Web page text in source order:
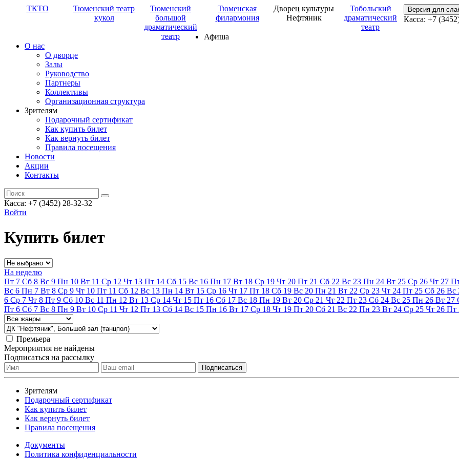
ТКТО
Тюменский театр
кукол
Тюменский
большой
драматический
театр
Тюменская
филармония
Дворец культуры
Нефтяник
Тобольский
драматический
театр
Версия для
Касса: +7
Афиша
О нас
О дворце
Залы
Руководство
Партнеры
Коллективы
Организационная структура
Зрителям
Подарочный сертификат
Как купить билет
Как вернуть билет
Правила посещения
Новости
Акции
Контакты
Касса: +7 (3452) 28-32-32
Войти
Купить билет
На неделю
Пт 7 Сб 8 Вс 9 Пн 10 Вт 11 Ср 12 Чт 13 Пт 14 Сб 15 Вс 16 Пн 17 Вт 18 Ср 19 Чт 20 Пт 21 Сб 22 Вс 23 Пн 24 Вт 25 Ср 26 Чт 27
Вс 6 Пн 7 Вт 8 Ср 9 Чт 10 Пт 11 Сб 12 Вс 13 Пн 14 Вт 15 Ср 16 Чт 17 Пт 18 Сб 19 Вс 20 Пн 21 Вт 22 Ср 23 Чт 24 Пт 25 Сб 26 Вс
6 Ср 7 Чт 8 Пт 9 Сб 10 Вс 11 Пн 12 Вт 13 Ср 14 Чт 15 Пт 16 Сб 17 Вс 18 Пн 19 Вт 20 Ср 21 Чт 22 Пт 23 Сб 24 Вс 25 Пн 26 Вт 27
Пт 6 Сб 7 Вс 8 Пн 9 Вт 10 Ср 11 Чт 12 Пт 13 Сб 14 Вс 15 Пн 16 Вт 17 Ср 18 Чт 19 Пт 20 Сб 21 Вс 22 Пн 23 Вт 24 Ср 25 Чт 26 Пт
Премьера
Мероприятия не найдены
Подписаться на рассылку
Зрителям
Подарочный сертификат
Как купить билет
Как вернуть билет
Правила посещения
Документы
Политика конфиденциальности